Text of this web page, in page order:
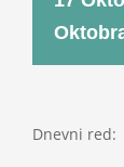
Dnevni red: